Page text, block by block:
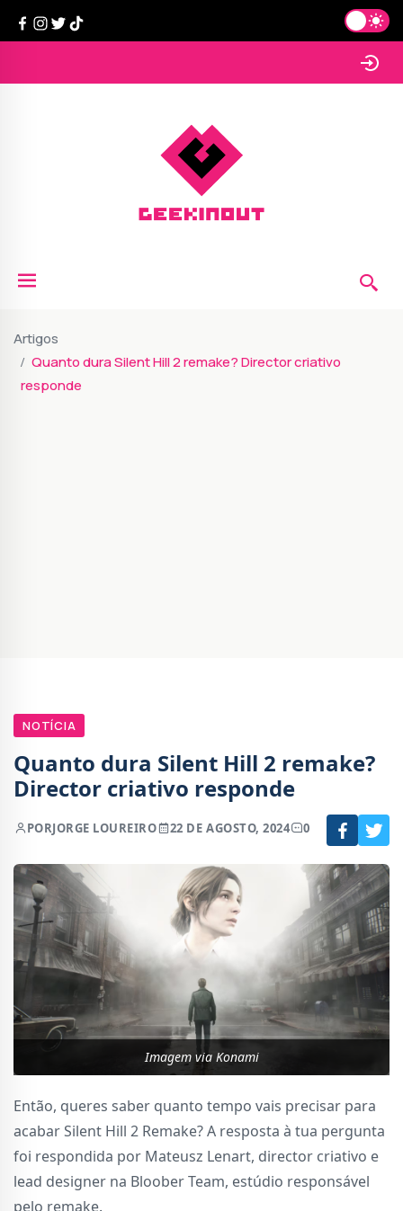
Artigos
Quanto dura Silent Hill 2 remake? Director criativo
responde
NOTÍCIA
Quanto dura Silent Hill 2 remake?
Director criativo responde
PORJORGE LOUREIRO 22 DE AGOSTO, 2024 0
Imagem via Konami
Então, queres saber quanto tempo vais precisar para
acabar Silent Hill 2 Remake? A resposta à tua pergunta
foi respondida por Mateusz Lenart, director criativo e
lead designer na Bloober Team, estúdio responsável
pelo remake.